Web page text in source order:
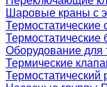
Шаровые краны с
Термостатические
Оборудование для
Термические
Термостатический